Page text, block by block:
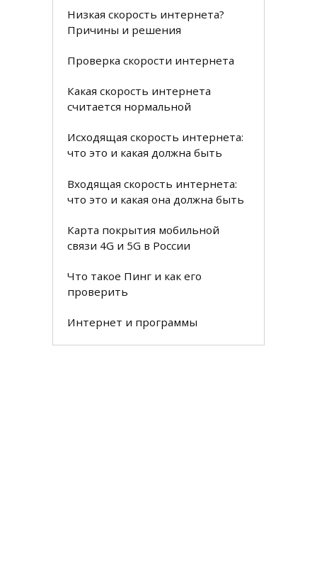
Низкая скорость интернета?
Причины и решения
Проверка скорости интернета
Какая скорость интернета
считается нормальной
Исходящая скорость интернета:
что это и какая должна быть
Входящая скорость интернета:
что это и какая она должна быть
Карта покрытия мобильной
связи 4G и 5G в России
Что такое Пинг и как его
проверить
Интернет и программы